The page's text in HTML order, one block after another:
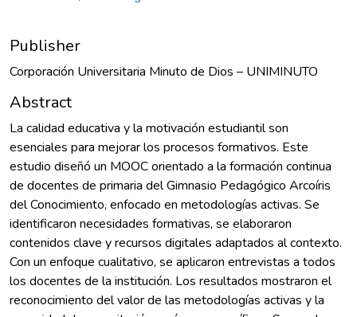
Publisher
Corporación Universitaria Minuto de Dios – UNIMINUTO
Abstract
La calidad educativa y la motivación estudiantil son
esenciales para mejorar los procesos formativos. Este
estudio diseñó un MOOC orientado a la formación continua
de docentes de primaria del Gimnasio Pedagógico Arcoíris
del Conocimiento, enfocado en metodologías activas. Se
identificaron necesidades formativas, se elaboraron
contenidos clave y recursos digitales adaptados al contexto.
Con un enfoque cualitativo, se aplicaron entrevistas a todos
los docentes de la institución. Los resultados mostraron el
reconocimiento del valor de las metodologías activas y la